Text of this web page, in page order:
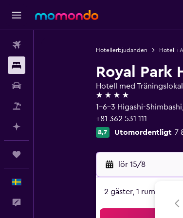
Hotellerbjudanden Hotell i
Royal Park
Hotell med Träningslokal
4 stjärnor
1-6-3 Higashi-
+81 362 531 111
8,7 Utomordentligt 7
lör 15/8
2 gäster, 1 rum